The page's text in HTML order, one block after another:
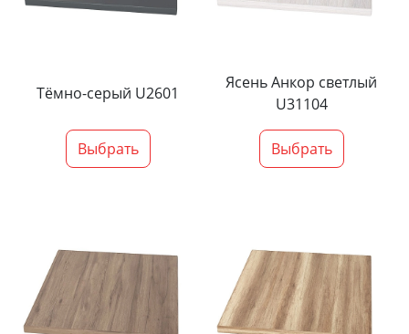
Тёмно-серый U2601
Выбрать
Ясень Анкор светлый
U31104
Выбрать